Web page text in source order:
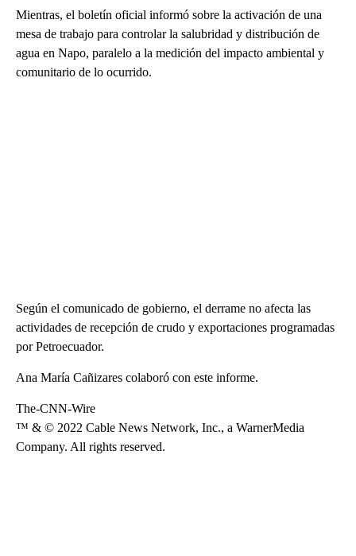
Mientras, el boletín oficial informó sobre la activación de una
mesa de trabajo para controlar la salubridad y distribución de
agua en Napo, paralelo a la medición del impacto ambiental y
comunitario de lo ocurrido.
Según el comunicado de gobierno, el derrame no afecta las
actividades de recepción de crudo y exportaciones programadas
por Petroecuador.
Ana María Cañizares colaboró con este informe.
The-CNN-Wire
™ & © 2022 Cable News Network, Inc., a WarnerMedia
Company. All rights reserved.